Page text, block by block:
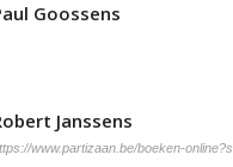
Goossens
Janssens
www.partizaan.be/boeken-